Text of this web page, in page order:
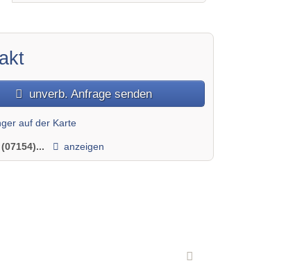
unverb. Anfrage senden
auf der Karte
(07154)... anzeigen